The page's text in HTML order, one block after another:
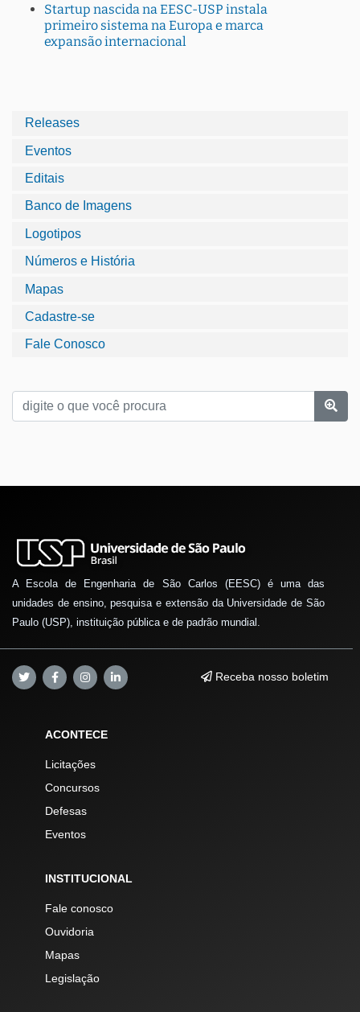
Startup nascida na EESC-USP instala
primeiro sistema na Europa e marca
expansão internacional
Releases
Eventos
Editais
Banco de Imagens
Logotipos
Números e História
Mapas
Cadastre-se
Fale Conosco
A Escola de Engenharia de São Carlos (EESC) é uma das
unidades de ensino, pesquisa e extensão da Universidade de São
Paulo (USP), instituição pública e de padrão mundial.
Receba nosso boletim
ACONTECE
Licitações
Concursos
Defesas
Eventos
INSTITUCIONAL
Fale conosco
Ouvidoria
Mapas
Legislação